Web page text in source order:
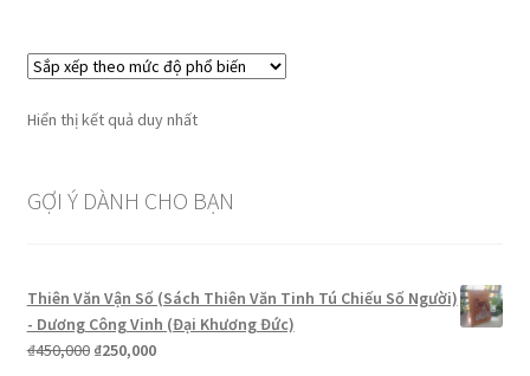
Hiển thị kết quả duy nhất
GỢI Ý DÀNH CHO BẠN
Thiên Văn Vận Số (Sách Thiên Văn Tinh Tú Chiếu Số Người)
- Dương Công Vinh (Đại Khương Đức)
₫450,000 Giá
₫250,000Giá